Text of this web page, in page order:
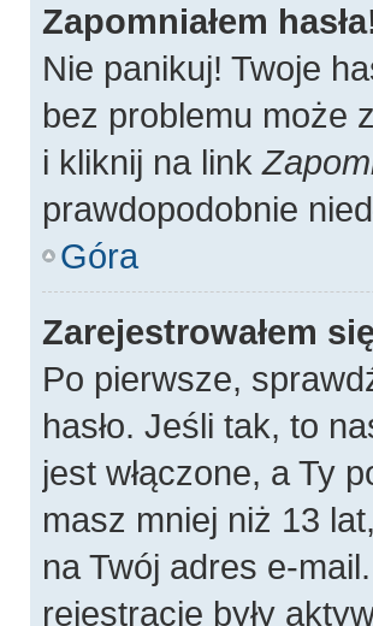
Zapomniałem
Nie panikuj! Twoje
bez problemu może
i kliknij na link
prawdopodobnie
Góra
Zarejestrowałem
Po pierwsze,
hasło. Jeśli tak, to
jest włączone, a Ty
masz mniej niż 13
na Twój adres e-
rejestracje były